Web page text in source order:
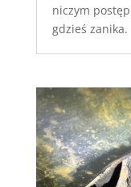
niczym
gdzieś zanika.